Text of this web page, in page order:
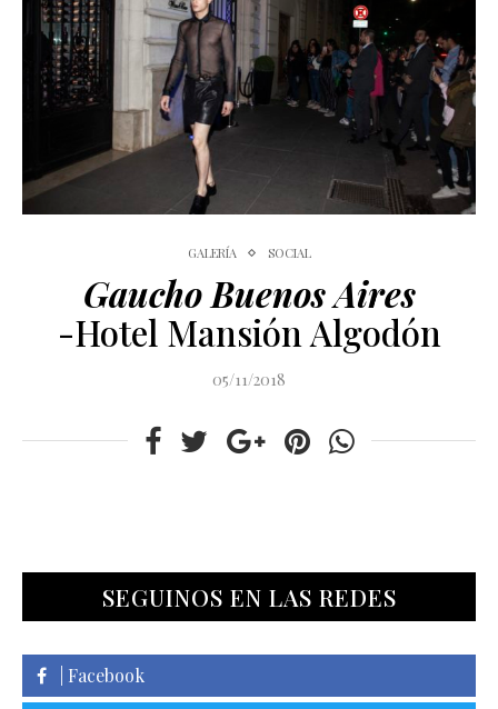
GALERÍA SOCIAL
Gaucho Buenos Aires
-Hotel Mansión Algodón
05/11/2018
SEGUINOS EN LAS REDES
| Facebook